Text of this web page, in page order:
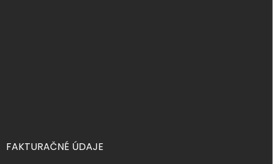
FAKTURAČNÉ ÚDAJE